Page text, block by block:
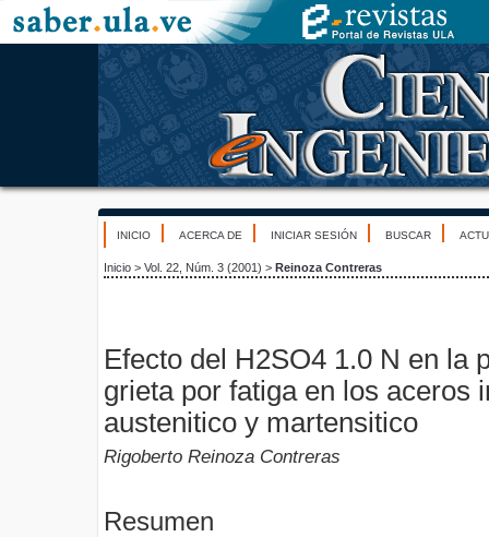
INICIO ACERCA DE INICIAR SESIÓN BUSCAR
Inicio > Vol. 22, Núm. 3 (2001) > Reinoza Contreras
Efecto del H2SO4 1.0 N en la
grieta por fatiga en los aceros
austenitico y martensitico
Rigoberto Reinoza Contreras
Resumen